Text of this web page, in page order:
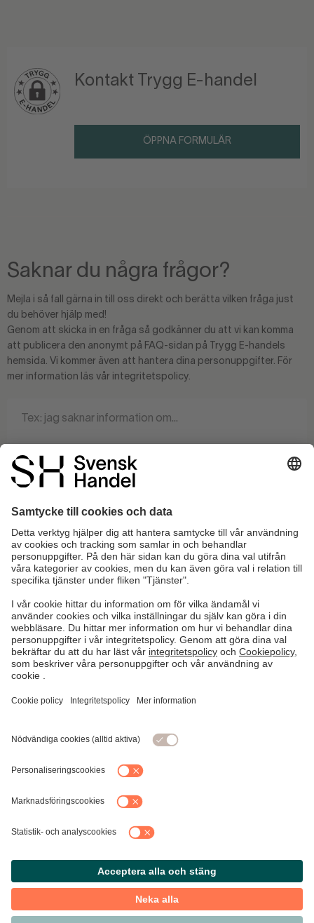
Kontakt Trygg E-handel
ÖPPNA FORMULÄR
Saknar du några frågor?
Mejla i så fall gärna in till oss direkt och berätta vilken fråga just
du behöver hjälp med!
Genom att skicka in en fråga så godkänner du att vi kan komma
att publicera den anonymt på FAQ-sidan på Trygg E-handels
hemsida. Vi kommer även att hantera dina personuppgifter. För
mer information läs vår integritetspolicy.
0 / 140
Informera mig när det finns ett svar på denna fråga.
SKICKA FRÅGAN
Svensk Handel AB Regeringsgatan 60 103 29 Stockholm